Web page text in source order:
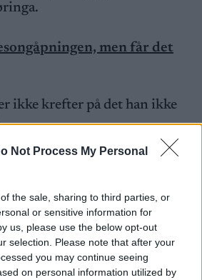
Not Process My Personal
the sale, sharing to third parties, or
or sensitive information for
us, please use the below opt-out
selection. Please note that after your
you may continue seeing
on personal information utilized by
men får det
ikke krefter på det han ikke
gjort ting annerledes de siste
til og gjort det bra, sier
gått i nærheten av så mye
Jeg har gått en del med uten